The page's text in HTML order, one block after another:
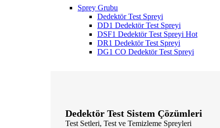
Sprey Grubu
Dedektör Test Spreyi
DD1 Dedektör Test Spreyi
DSF1 Dedektör Test Spreyi Hot
DR1 Dedektör Test Spreyi
DG1 CO Dedektör Test Spreyi
Dedektör Test Sistem Çözümleri
Test Setleri, Test ve Temizleme Spreyleri